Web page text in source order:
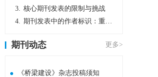
3. 核心期刊发表的限制与挑战
4. 期刊发表中的作者标识：重要性与实践
期刊动态 更多>
《桥梁建设》杂志投稿须知